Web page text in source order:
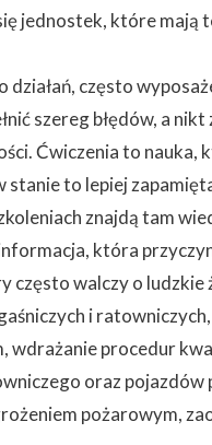
jednostek, które mają
często
szereg błędów, a nikt
Ćwiczenia to nauka,
stanie to lepiej
znajdą tam
która
często walczy o ludzkie
i
wdrażanie procedur
oraz pojazdów
pożarowym,